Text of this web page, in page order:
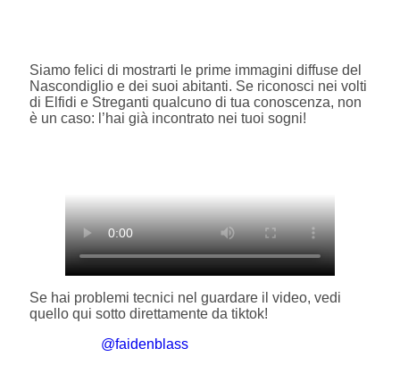
Siamo felici di mostrarti le prime immagini diffuse del
Nascondiglio e dei suoi abitanti. Se riconosci nei volti
di Elfidi e Streganti qualcuno di tua conoscenza, non
è un caso: l’hai già incontrato nei tuoi sogni!
Se hai problemi tecnici nel guardare il video, vedi
quello qui sotto direttamente da tiktok!
@faidenblass